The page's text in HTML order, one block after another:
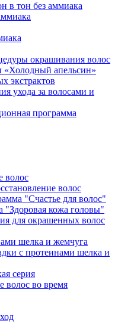
в тон без аммиака
окрашивания волос
«Холодный апельсин»
экстрактов
ухода за волосами и
программа
волос
волос
"Счастье для волос"
"Здоровая кожа головы"
для окрашенных волос
шелка и жемчуга
с протеинами шелка и
серия
волос во время